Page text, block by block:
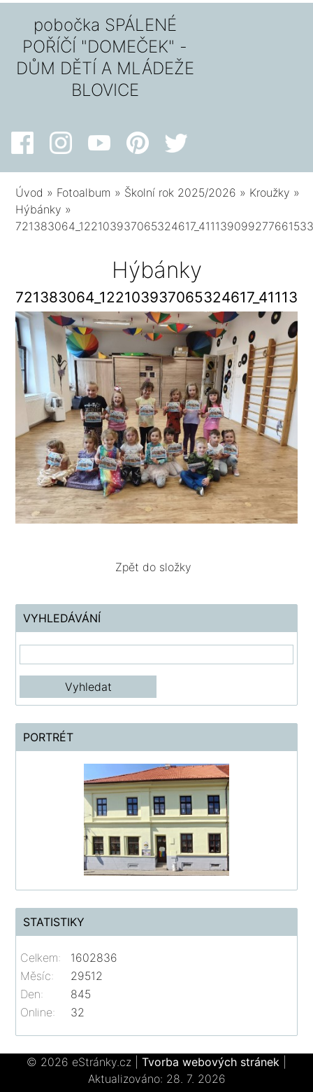
pobočka SPÁLENÉ
POŘÍČÍ "DOMEČEK" -
DŮM DĚTÍ A MLÁDEŽE
BLOVICE
Úvod » Fotoalbum » Školní rok 2025/2026 » Kroužky »
Hýbánky »
Hýbánky
Zpět do složky
VYHLEDÁVÁNÍ
PORTRÉT
STATISTIKY
Online: 32
Celkem:
1602836
Měsíc:
29512
Den:
845
© 2026 eStránky.cz Tvorba webových stránek
Aktualizováno: 28. 7. 2026